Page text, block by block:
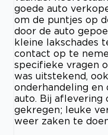
goede auto
om de puntjes op
door de auto
kleine lakschades
contact op te
specifieke vragen
was uitstekend,
onderhandeling en
auto. Bij aflevering
gekregen; leuke
weer zaken te